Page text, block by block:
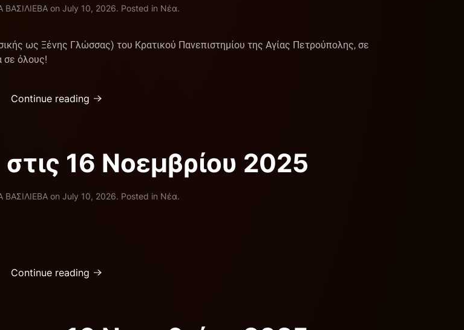
ΒΑΣΙΛΙΕΒΑ on July 10, 2026. Posted in Νέα.
ως Ξένης Γλώσσας) του Κρατικού Πανεπιστημίου της Αγίας Πετρούπολης, σε
σε όλους!
Continue reading
16 Νοεμβρίου 2025
ΒΑΣΙΛΙΕΒΑ on July 10, 2026. Posted in Νέα.
Continue reading